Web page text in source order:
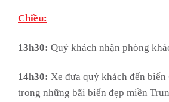
Chiều:
13h30: Quý khách nhận phòng
14h30: Xe đưa quý khách đến biển
trong những bãi biển đẹp miền